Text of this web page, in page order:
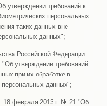
утверждении требований к
персональных
таких данных вне
данных";
Российской Федерации
утверждении требований
при их обработке в
данных";
18 февраля 2013 г. № 21 "Об